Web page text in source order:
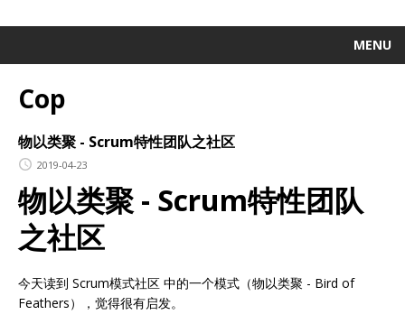
MENU
Cop
物以类聚 - Scrum特性团队之社区
2019-04-23
物以类聚 - Scrum特性团队
之社区
今天读到 Scrum模式社区 中的一个模式（物以类聚 - Bird of
Feathers），觉得很有启发。